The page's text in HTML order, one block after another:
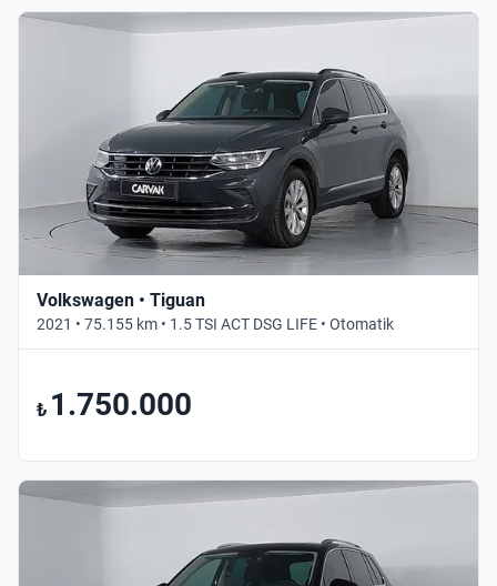
Volkswagen • Tiguan
2021 • 75.155 km • 1.5 TSI ACT DSG LIFE • Otomatik
₺ 1.750.000